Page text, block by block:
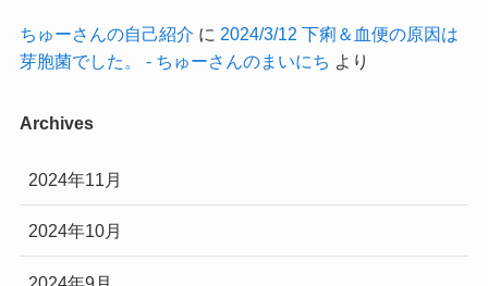
ちゅーさんの自己紹介 に 2024/3/12 下痢＆血便の原因は
芽胞菌でした。 - ちゅーさんのまいにち より
Archives
2024年11月
2024年10月